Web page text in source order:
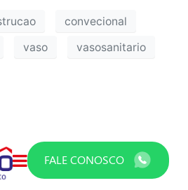
convecional
vaso vasosanitario
FALE CONOSCO